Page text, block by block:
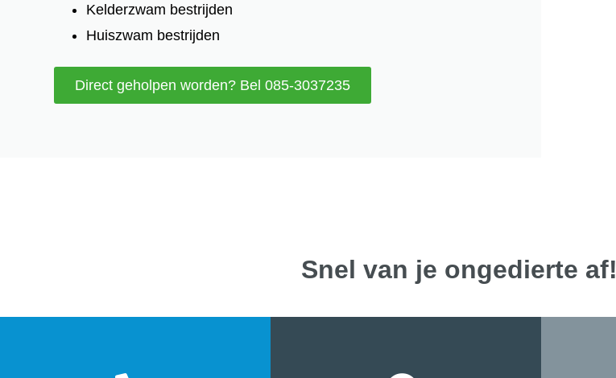
Kelderzwam bestrijden
Huiszwam bestrijden
Direct geholpen worden? Bel 085-3037235
Snel van je ongedierte af!